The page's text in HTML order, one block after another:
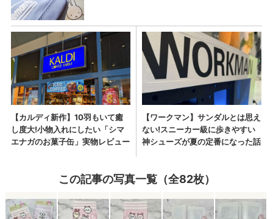
この記事の写真一覧（全82枚）